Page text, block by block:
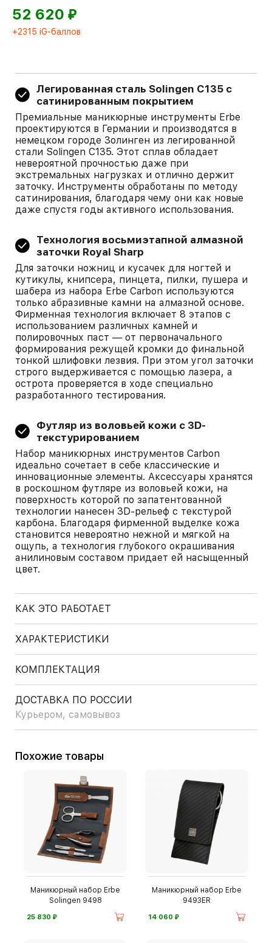
52 620 ⃏
+2315 iG-баллов
Легированная сталь Solingen С135 с
сатинированным покрытием
Премиальные маникюрные инструменты Erbe
проектируются в Германии и производятся в
немецком городе Золинген из легированной
стали Solingen С135. Этот сплав обладает
невероятной прочностью даже при
экстремальных нагрузках и отлично держит
заточку. Инструменты обработаны по методу
сатинирования, благодаря чему они как новые
даже спустя годы активного использования.
Технология восьмиэтапной алмазной
заточки Royal Sharp
Для заточки ножниц и кусачек для ногтей и
кутикулы, книпсера, пинцета, пилки, пушера и
шабера из набора Erbe Carbon используются
только абразивные камни на алмазной основе.
Фирменная технология включает 8 этапов с
использованием различных камней и
полировочных паст — от первоначального
формирования режущей кромки до финальной
тонкой шлифовки лезвия. При этом угол заточки
строго выдерживается с помощью лазера, а
острота проверяется в ходе специально
разработанного тестирования.
Футляр из воловьей кожи с 3D-
текстурированием
Набор маникюрных инструментов Carbon
идеально сочетает в себе классические и
инновационные элементы. Аксессуары хранятся
в роскошном футляре из воловьей кожи, на
поверхность которой по запатентованной
технологии нанесен 3D-рельеф с текстурой
карбона. Благодаря фирменной выделке кожа
становится невероятно нежной и мягкой на
ощупь, а технология глубокого окрашивания
анилиновым составом придает ей насыщенный
цвет.
КАК ЭТО РАБОТАЕТ
ХАРАКТЕРИСТИКИ
КОМПЛЕКТАЦИЯ
ДОСТАВКА ПО РОССИИ
Курьером, самовывоз
Похожие товары
Маникюрный набор Erbe
Solingen 9498
25 830 ⃏
Маникюрный набор Erbe
9493ER
14 060 ⃏